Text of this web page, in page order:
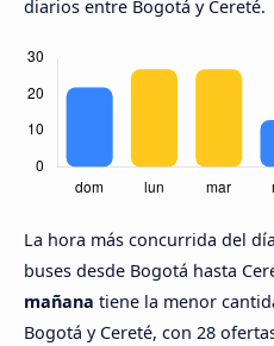
diarios entre Bogotá y Cereté.
La hora más concurrida del
buses desde Bogotá hasta
mañana tiene la menor
Bogotá y Cereté, con 28